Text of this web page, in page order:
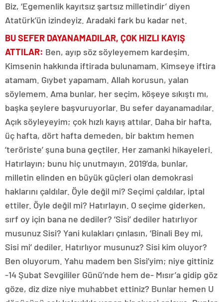
Biz, ‘Egemenlik kayıtsız şartsız milletindir’ diyen
Atatürk’ün izindeyiz. Aradaki fark bu kadar net.
BU SEFER DAYANAMADILAR, ÇOK HIZLI KAYIŞ
ATTILAR: Ben, ayıp söz söyleyemem kardeşim.
Kimsenin hakkında iftirada bulunamam. Kimseye iftira
atamam. Gıybet yapamam. Allah korusun, yalan
söylemem. Ama bunlar, her seçim, köşeye sıkıştı mı,
başka şeylere başvuruyorlar. Bu sefer dayanamadılar.
Açık söyleyeyim; çok hızlı kayış attılar. Daha bir hafta,
üç hafta, dört hafta demeden, bir baktım hemen
‘teröriste’ şuna buna geçtiler. Her zamanki hikayeleri.
Hatırlayın; bunu hiç unutmayın. 2019’da, bunlar,
milletin elinden en büyük güçleri olan demokrasi
haklarını çaldılar. Öyle değil mi? Seçimi çaldılar, iptal
ettiler. Öyle değil mi? Hatırlayın. O seçime giderken,
sırf oy için bana ne dediler? ‘Sisi’ dediler hatırlıyor
musunuz Sisi? Yani kulakları çınlasın, ‘Binali Bey mi,
Sisi mi’ dediler. Hatırlıyor musunuz? Sisi kim oluyor?
Ben oluyorum. Yahu madem ben Sisi’yim; niye gittiniz
-14 Şubat Sevgililer Günü’nde hem de- Mısır’a gidip göz
göze, diz dize niye muhabbet ettiniz? Bunlar hemen U